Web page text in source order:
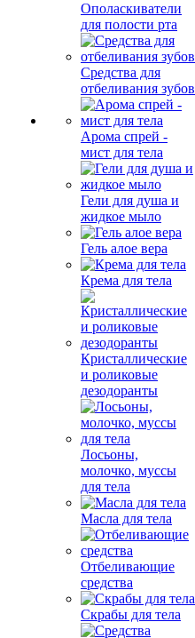
Ополаскиватели
для полости рта
Средства для
отбеливания зубов
Арома спрей -
мист для тела
Гели для душа и
жидкое мыло
Гель алое вера
Крема для тела
Кристаллические
и роликовые
дезодоранты
Лосьоны,
молочко, муссы
для тела
Масла для тела
Отбеливающие
средства
Скрабы для тела